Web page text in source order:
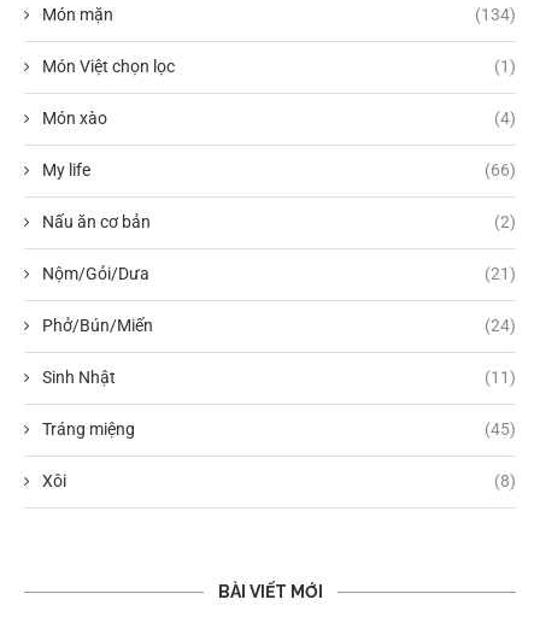
Món mặn (134)
Món Việt chọn lọc (1)
Món xào (4)
My life (66)
Nấu ăn cơ bản (2)
Nộm/Gỏi/Dưa (21)
Phở/Bún/Miến (24)
Sinh Nhật (11)
Tráng miệng (45)
Xôi (8)
BÀI VIẾT MỚI